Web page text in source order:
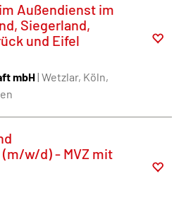
Außendienst im
Siegerland,
und Eifel
mbH| Wetzlar, Köln,
w/d) - MVZ mit